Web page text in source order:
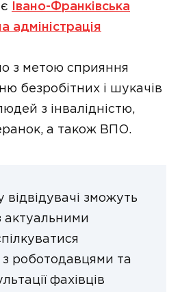
Івано-Франківська
адміністрація
з метою сприяння
безробітних і шукачів
з інвалідністю,
а також ВПО.
відвідувачі зможуть
актуальними
роботодавцями та
фахівців